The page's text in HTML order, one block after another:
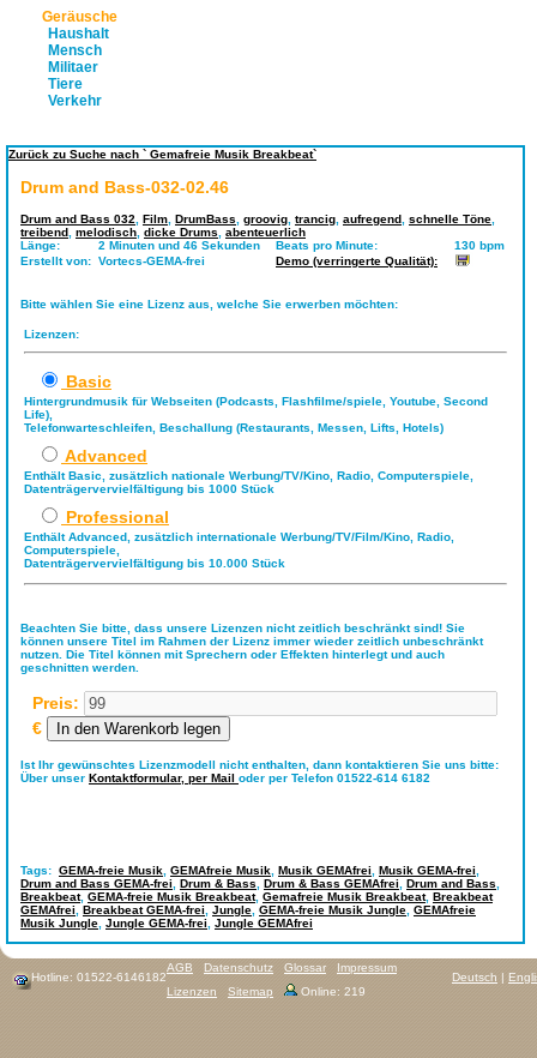
Geräusche
Haushalt
Mensch
Militaer
Tiere
Verkehr
Zurück zu Suche nach ` Gemafreie Musik Breakbeat`
Drum and Bass-032-02.46
Drum and Bass 032 Film DrumBass groovig trancig aufregend schnelle Töne
treibend melodisch dicke Drums
abenteuerlich
Länge:
2 Minuten und 46 Sekunden Beats pro Minute:
130 bpm
Erstellt von: Vortecs-GEMA-frei Demo (verringerte Qualität):
Bitte wählen Sie eine Lizenz aus, welche Sie erwerben möchten:
Lizenzen:
Basic
Hintergrundmusik für Webseiten (Podcasts, Flashfilme/spiele, Youtube, Second
Life),
Telefonwarteschleifen, Beschallung (Restaurants, Messen, Lifts, Hotels)
Advanced
Enthält Basic, zusätzlich nationale Werbung/TV/Kino, Radio, Computerspiele,
Datenträgervervielfältigung bis 1000 Stück
Professional
Enthält Advanced, zusätzlich internationale Werbung/TV/Film/Kino, Radio,
Computerspiele,
Datenträgervervielfältigung bis 10.000 Stück
Beachten Sie bitte, dass unsere Lizenzen nicht zeitlich beschränkt sind! Sie
können unsere Titel im Rahmen der Lizenz immer wieder zeitlich unbeschränkt
nutzen. Die Titel können mit Sprechern oder Effekten hinterlegt und auch
geschnitten werden.
Preis:
€
Ist Ihr gewünschtes Lizenzmodell nicht enthalten, dann kontaktieren Sie uns bitte:
Über unser Kontaktformular, per Mail oder per Telefon 01522-614 6182
Tags: GEMA-freie Musik GEMAfreie Musik Musik GEMAfrei Musik GEMA-frei
Drum and Bass GEMA-frei
Drum & Bass Drum & Bass GEMAfrei Drum and Bass
Breakbeat, GEMA-freie Musik Breakbeat, Gemafreie Musik Breakbeat, Breakbeat
GEMAfrei
Breakbeat GEMA-frei Jungle GEMA-freie Musik Jungle GEMAfreie
Musik Jungle Jungle GEMA-frei Jungle GEMAfrei
Hotline: 01522-6146182 Deutsch |
AGB Datenschutz Glossar
Impressum
Lizenzen
Sitemap Online: 219